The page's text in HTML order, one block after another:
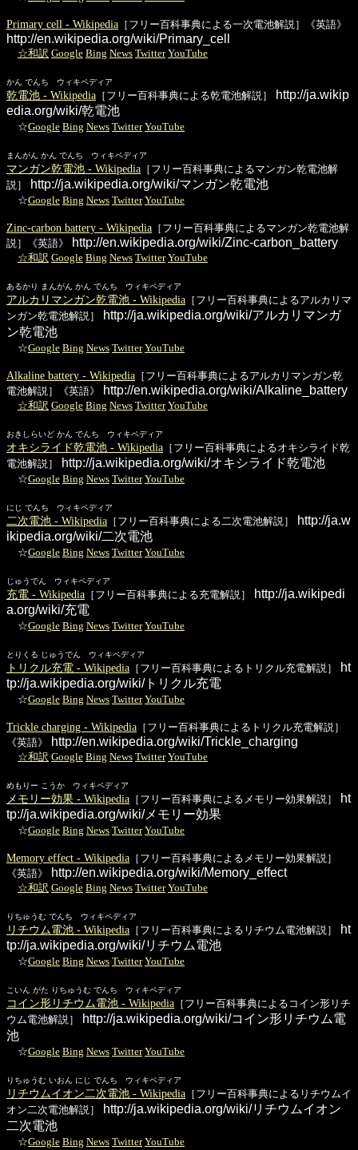
Primary cell - Wikipedia ［フリー百科事典による一次電池解説］《英語》
http://en.wikipedia.org/wiki/Primary_cell
☆和訳 Google Bing News Twitter YouTube
かん でんち ウィキペディア
乾電池 - Wikipedia ［フリー百科事典による乾電池解説］
http://ja.wikip
edia.org/wiki/乾電池
☆Google Bing News Twitter YouTube
まんがん かん でんち ウィキペディア
マンガン乾電池 - Wikipedia ［フリー百科事典によるマンガン乾電池解
説］
http://ja.wikipedia.org/wiki/マンガン乾電池
☆Google Bing News Twitter YouTube
Zinc-carbon battery - Wikipedia ［フリー百科事典によるマンガン乾電池解
説］《英語》
http://en.wikipedia.org/wiki/Zinc-carbon_battery
☆和訳 Google Bing News Twitter YouTube
あるかり まんがん かん でんち ウィキペディア
アルカリマンガン乾電池 - Wikipedia ［フリー百科事典によるアルカリマ
ンガン乾電池解説］
http://ja.wikipedia.org/wiki/アルカリマンガ
ン乾電池
☆Google Bing News Twitter YouTube
Alkaline battery - Wikipedia ［フリー百科事典によるアルカリマンガン乾
電池解説］《英語》
http://en.wikipedia.org/wiki/Alkaline_battery
☆和訳 Google Bing News Twitter YouTube
おきしらいど かん でんち ウィキペディア
オキシライド乾電池 - Wikipedia ［フリー百科事典によるオキシライド乾
電池解説］
http://ja.wikipedia.org/wiki/オキシライド乾電池
☆Google Bing News Twitter YouTube
にじ でんち ウィキペディア
二次電池 - Wikipedia ［フリー百科事典による二次電池解説］
http://ja.w
ikipedia.org/wiki/二次電池
☆Google Bing News Twitter YouTube
じゅうでん ウィキペディア
充電 - Wikipedia ［フリー百科事典による充電解説］
http://ja.wikipedi
a.org/wiki/充電
☆Google Bing News Twitter YouTube
とりくる じゅうでん ウィキペディア
トリクル充電 - Wikipedia ［フリー百科事典によるトリクル充電解説］
ht
tp://ja.wikipedia.org/wiki/トリクル充電
☆Google Bing News Twitter YouTube
Trickle charging - Wikipedia ［フリー百科事典によるトリクル充電解説］
《英語》
http://en.wikipedia.org/wiki/Trickle_charging
☆和訳 Google Bing News Twitter YouTube
めもりー こうか ウィキペディア
メモリー効果 - Wikipedia ［フリー百科事典によるメモリー効果解説］
ht
tp://ja.wikipedia.org/wiki/メモリー効果
☆Google Bing News Twitter YouTube
Memory effect - Wikipedia ［フリー百科事典によるメモリー効果解説］
《英語》
http://en.wikipedia.org/wiki/Memory_effect
☆和訳 Google Bing News Twitter YouTube
りちゅうむ でんち ウィキペディア
リチウム電池 - Wikipedia ［フリー百科事典によるリチウム電池解説］
ht
tp://ja.wikipedia.org/wiki/リチウム電池
☆Google Bing News Twitter YouTube
こいん がた りちゅうむ でんち ウィキペディア
コイン形リチウム電池 - Wikipedia ［フリー百科事典によるコイン形リチ
ウム電池解説］
http://ja.wikipedia.org/wiki/コイン形リチウム電
池
☆Google Bing News Twitter YouTube
りちゅうむ いおん にじ でんち ウィキペディア
リチウムイオン二次電池 - Wikipedia ［フリー百科事典によるリチウムイ
オン二次電池解説］
http://ja.wikipedia.org/wiki/リチウムイオン
二次電池
☆Google Bing News Twitter YouTube